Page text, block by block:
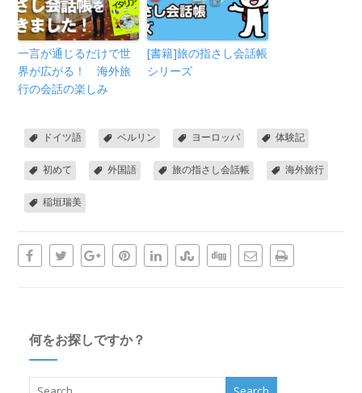
一言が通じるだけで世
界が広がる！ 海外旅
行の会話の楽しみ
[書籍]旅の指さし会話帳
シリーズ
ドイツ語 ベルリン ヨーロッパ 体験記
初めて 外国語 旅の指さし会話帳 海外旅行
稲垣瑞美
何をお探しですか？